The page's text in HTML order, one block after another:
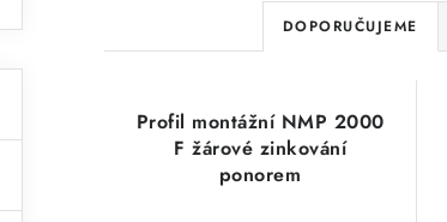
Ř
a
z
e
DOPORUČUJEME
Profil montážní NMP 2000
F žárové zinkování
ponorem